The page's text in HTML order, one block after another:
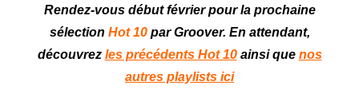
Rendez-vous début février pour la prochaine
sélection Hot 10par Groover. En attendant,
découvrez les précédents Hot 10 ainsi que nos
autres playlists ici